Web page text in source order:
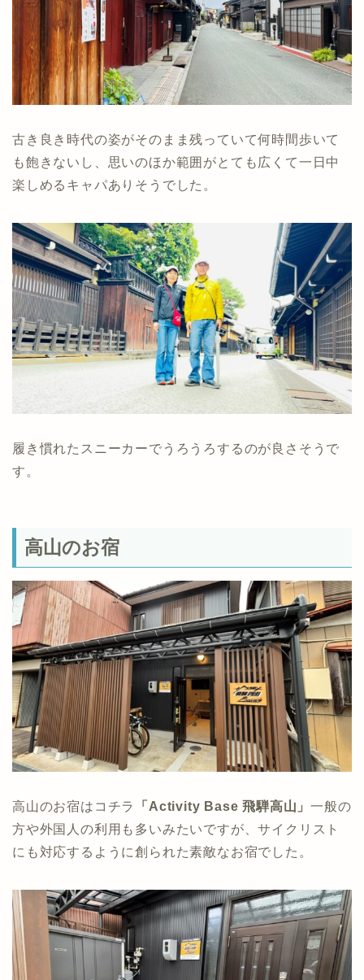
古き良き時代の姿がそのまま残っていて何時間歩いて
も飽きないし、思いのほか範囲がとても広くて一日中
楽しめるキャパありそうでした。
履き慣れたスニーカーでうろうろするのが良さそうで
す。
高山のお宿
高山のお宿はコチラ 「Activity Base 飛騨高山」一般の
方や外国人の利用も多いみたいですが、サイクリスト
にも対応するように創られた素敵なお宿でした。